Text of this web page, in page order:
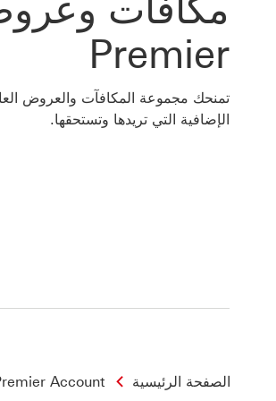
Premier
تمنحك مجموعة المكافآت والعروض
الإضافية التي تريدها وتستحقها.
الصفحة الرئيسية Account